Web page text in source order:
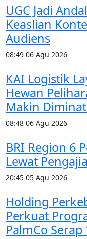
UGC Jadi
Keaslian
Audiens
08:49 06 Agu 2026
KAI Logistik
Hewan
Makin
08:48 06 Agu 2026
BRI Region 6
Lewat
20:45 05 Agu 2026
Holding
Perkuat
PalmCo Serap